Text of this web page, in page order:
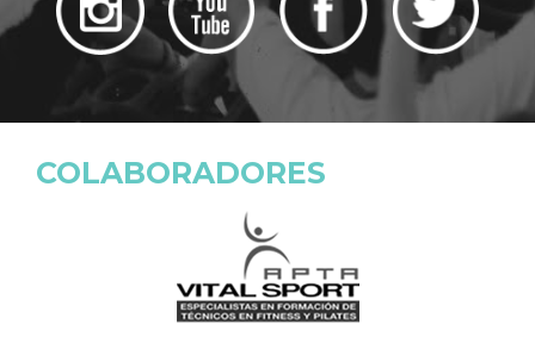
COLABORADORES